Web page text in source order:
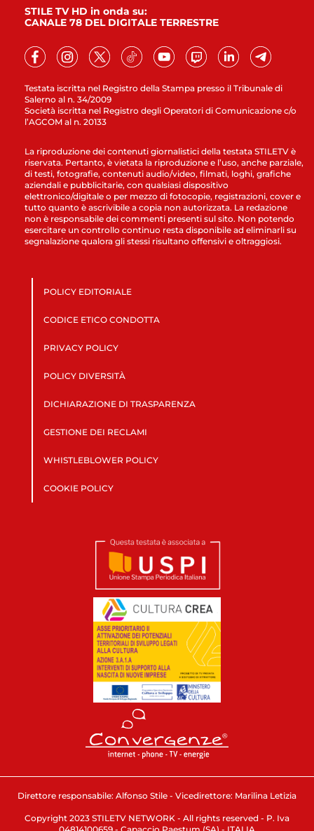
Testata iscritta nel Registro della Stampa presso il Tribunale di
Salerno al n. 34/2009
Società iscritta nel Registro degli Operatori di Comunicazione c/o
l’AGCOM al n. 20133
STILE TV HD in onda su:
CANALE 78 DEL DIGITALE TERRESTRE
La riproduzione dei contenuti giornalistici della testata STILETV è
riservata. Pertanto, è vietata la riproduzione e l’uso, anche parziale,
di testi, fotografie, contenuti audio/video, filmati, loghi, grafiche
aziendali e pubblicitarie, con qualsiasi dispositivo
elettronico/digitale o per mezzo di fotocopie, registrazioni, cover e
tutto quanto è ascrivibile a copia non autorizzata. La redazione
non è responsabile dei commenti presenti sul sito. Non potendo
esercitare un controllo continuo resta disponibile ad eliminarli su
segnalazione qualora gli stessi risultano offensivi e oltraggiosi.
POLICY EDITORIALE
CODICE ETICO CONDOTTA
PRIVACY POLICY
POLICY DIVERSITÀ
DICHIARAZIONE DI TRASPARENZA
GESTIONE DEI RECLAMI
WHISTLEBLOWER POLICY
COOKIE POLICY
Direttore responsabile: Alfonso Stile - Vicedirettore: Marilina Letizia
Copyright 2023 STILETV NETWORK - All rights reserved - P. Iva